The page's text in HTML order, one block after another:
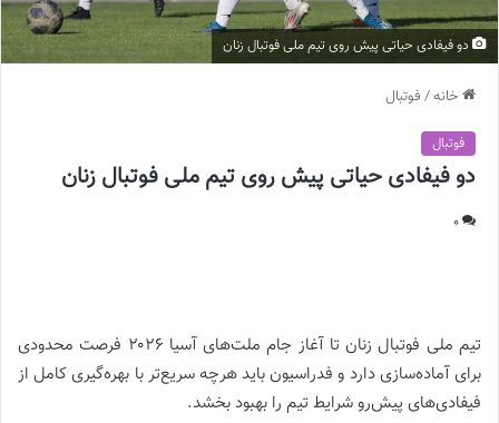
دو فیفادی حیاتی پیش روی تیم ملی فوتبال زنان
خانه/ فوتبال
فوتبال
دو فیفادی حیاتی پیش روی تیم ملی فوتبال زنان
0
تیم ملی فوتبال زنان تا آغاز جام ملت‌های آسیا ۲۰۲۶ فرصت محدودی
برای آماده‌سازی دارد و فدراسیون باید هرچه سریع‌تر با بهره‌گیری کامل از
فیفادی‌های پیش‌رو شرایط تیم را بهبود بخشد.